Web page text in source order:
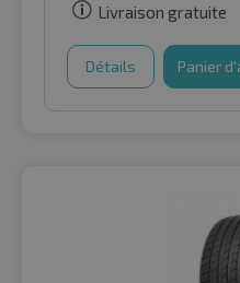
Livraison gratuite
Détails Panier